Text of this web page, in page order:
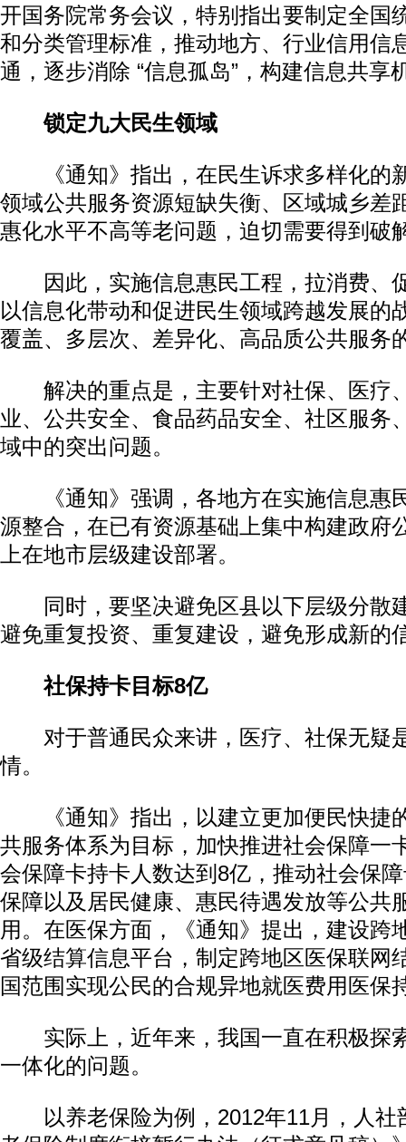
开国务院常务会议，特别指出要制定全国
和分类管理标准，推动地方、行业信用信
通，逐步消除 “信息孤岛”，构建信息共享
锁定九大民生领域
《通知》指出，在民生诉求多样化的
领域公共服务资源短缺失衡、区域城乡差
惠化水平不高等老问题，迫切需要得到破
因此，实施信息惠民工程，拉消费、
以信息化带动和促进民生领域跨越发展的
覆盖、多层次、差异化、高品质公共服务
解决的重点是，主要针对社保、医疗
业、公共安全、食品药品安全、社区服务
域中的突出问题。
《通知》强调，各地方在实施信息惠
源整合，在已有资源基础上集中构建政府
上在地市层级建设部署。
同时，要坚决避免区县以下层级分散
避免重复投资、重复建设，避免形成新的
社保持卡目标8亿
对于普通民众来讲，医疗、社保无疑
情。
《通知》指出，以建立更加便民快捷
共服务体系为目标，加快推进社会保障一
会保障卡持卡人数达到8亿，推动社会保
保障以及居民健康、惠民待遇发放等公共
用。在医保方面，《通知》提出，建设跨
省级结算信息平台，制定跨地区医保联网
国范围实现公民的合规异地就医费用医保
实际上，近年来，我国一直在积极探
一体化的问题。
以养老保险为例，2012年11月，人社